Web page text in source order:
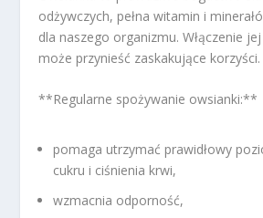
odżywczych, pełna witamin i
dla naszego organizmu. Włączenie
może przynieść zaskakujące korzyści.
**Regularne spożywanie owsianki:**
pomaga utrzymać prawidłowy
cukru i ciśnienia krwi,
wzmacnia odporność,